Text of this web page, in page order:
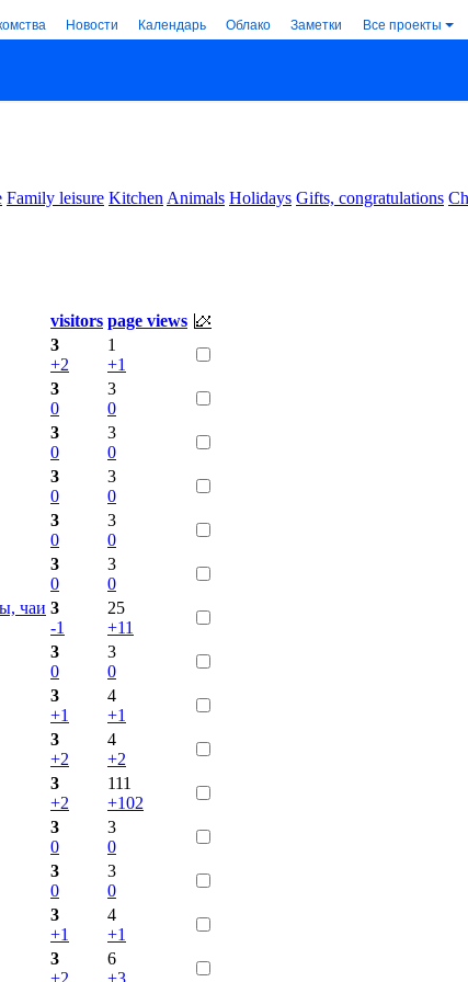
Новости Календарь Облако Заметки Все проекты
Family leisure Kitchen Animals Holidays Gifts, congratulations
visitors page views
3
+2
1
+1
3
0
3
0
3
0
3
0
3
0
3
0
3
0
3
0
3
0
3
0
чаи 3
-1
25
+11
3
0
3
0
3
+1
4
+1
3
+2
4
+2
3
+2
111
+102
3
0
3
0
3
0
3
0
3
+1
4
+1
3
+2
6
+3